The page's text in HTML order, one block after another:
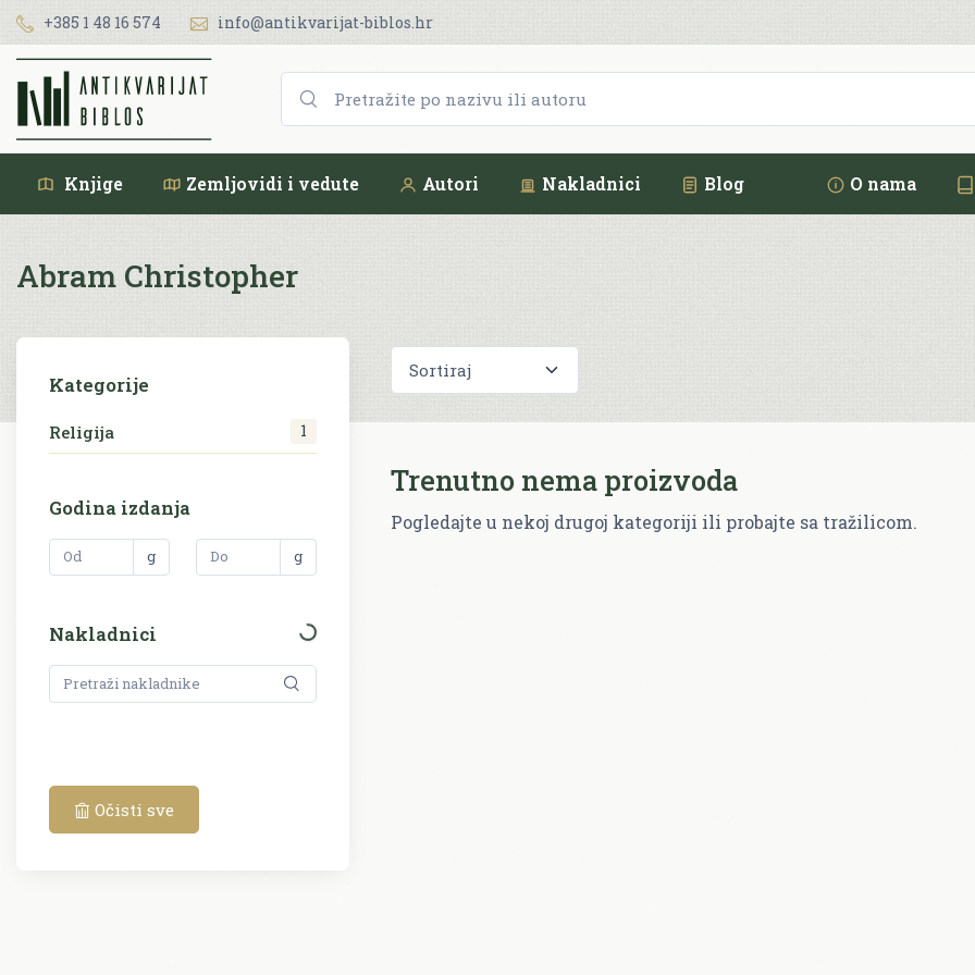
+385 1 48 16 574 info@antikvarijat-biblos.hr
Knjige Zemljovidi i vedute Autori Nakladnici Blog O nama
Abram Christopher
Kategorije
Religija 1
Godina izdanja
g g
Nakladnici
Očisti sve
Trenutno nema proizvoda
Pogledajte u nekoj drugoj kategoriji ili probajte sa tražilicom.